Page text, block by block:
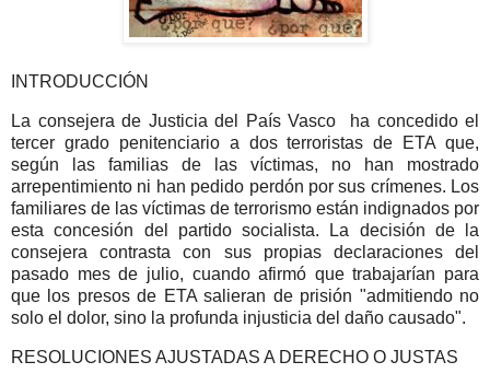
INTRODUCCIÓN
La consejera de Justicia del País Vasco ha concedido el
tercer grado penitenciario a dos terroristas de ETA que,
según las familias de las víctimas, no han mostrado
arrepentimiento ni han pedido perdón por sus crímenes. Los
familiares de las víctimas de terrorismo están indignados por
esta concesión del partido socialista. La decisión de la
consejera contrasta con sus propias declaraciones del
pasado mes de julio, cuando afirmó que trabajarían para
que los presos de ETA salieran de prisión "admitiendo no
solo el dolor, sino la profunda injusticia del daño causado".
RESOLUCIONES AJUSTADAS A DERECHO O JUSTAS